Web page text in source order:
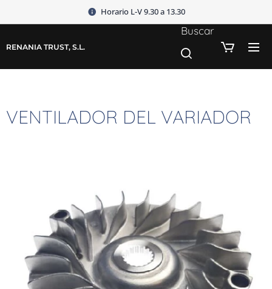
Horario L-V 9.30 a 13.30
RENANIA TRUST, S.L.
Buscar
VENTILADOR DEL VARIADOR